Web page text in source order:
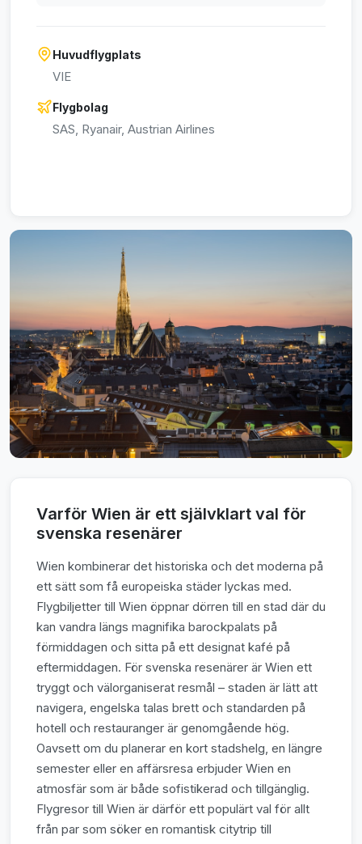
Huvudflygplats
VIE
Flygbolag
SAS, Ryanair, Austrian Airlines
Varför Wien är ett självklart val för
svenska resenärer
Wien kombinerar det historiska och det moderna på
ett sätt som få europeiska städer lyckas med.
Flygbiljetter till Wien öppnar dörren till en stad där du
kan vandra längs magnifika barockpalats på
förmiddagen och sitta på ett designat kafé på
eftermiddagen. För svenska resenärer är Wien ett
tryggt och välorganiserat resmål – staden är lätt att
navigera, engelska talas brett och standarden på
hotell och restauranger är genomgående hög.
Oavsett om du planerar en kort stadshelg, en längre
semester eller en affärsresa erbjuder Wien en
atmosfär som är både sofistikerad och tillgänglig.
Flygresor till Wien är därför ett populärt val för allt
från par som söker en romantisk citytrip till